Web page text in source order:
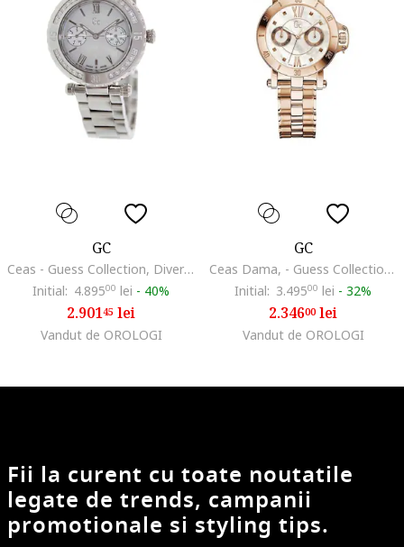
GC
Ceas - Guess Collection, Diver Chic 733456066, Argintiu
Initial: 4.89500 lei - 40%
2.90145 lei
Vandut de OROLOGI
GC
Ceas Dama, - Guess Collection, Precious 538017968, Aur roz
Initial: 3.49500 lei - 32%
2.34600lei
Vandut de OROLOGI
Fii la curent cu toate noutatile
legate de trends, campanii
promotionale si styling tips.